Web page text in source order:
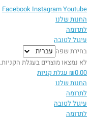
Facebook InstagramYoutube
החנות שלנו
לתרומה
עיגול לטובה
בחירת שפה
לא נמצאו מוצרים בעגלת הקניות.
₪0.00
עגלת קניות
החנות שלנו
לתרומה
עיגול לטובה
לתרומה